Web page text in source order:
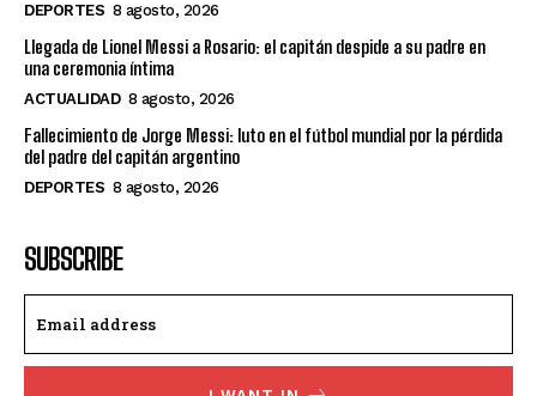
DEPORTES 8 agosto, 2026
Llegada de Lionel Messi a Rosario: el capitán despide a su padre en
una ceremonia íntima
ACTUALIDAD 8 agosto, 2026
Fallecimiento de Jorge Messi: luto en el fútbol mundial por la pérdida
del padre del capitán argentino
DEPORTES 8 agosto, 2026
SUBSCRIBE